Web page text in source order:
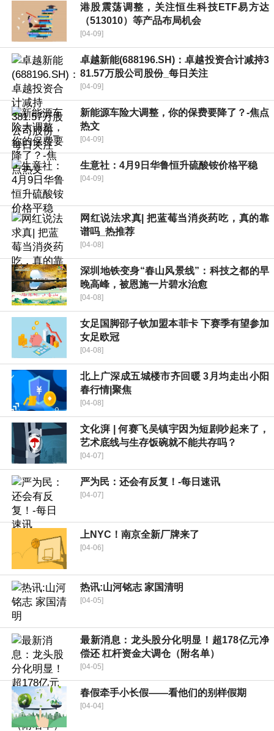
港股震荡调整，关注恒生科技ETF易方达
（513010）等产品布局机会
[04-09]
卓越新能(688196.SH)：卓越投资合计减持3
81.57万股公司股份_每日关注
[04-09]
新能源车险大调整，你的保费要降了？-焦点
热文
[04-09]
生意社：4月9日华鲁恒升硫酸铵价格平稳
[04-09]
网红说法求真| 把蓝莓当消炎药吃，真的靠
谱吗_热推荐
[04-08]
深圳地铁变身“春山风景线”：科技之都的早
晚高峰，被恩施一片碧水治愈
[04-08]
女足国脚邵子钦加盟本菲卡 下赛季有望参加
女足欧冠
[04-08]
北上广深成五城楼市齐回暖 3月均走出小阳
春行情|聚焦
[04-08]
文化湃 | 何赛飞吴镇宇因为短剧吵起来了，
艺术底线与生存饭碗就不能共存吗？
[04-07]
严为民：还会有反复！-每日速讯
[04-07]
上NYC！南京全新厂牌来了
[04-06]
热讯:山河铭志 家国清明
[04-05]
最新消息：龙头股分化明显！超178亿元净
偿还 杠杆资金大调仓（附名单）
[04-05]
春假牵手小长假——看他们的别样假期
[04-04]